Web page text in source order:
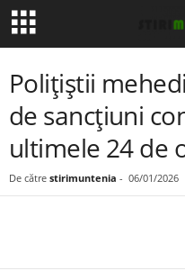
Polițiștii
de sancţiuni
ultimele 24 de
De către stirimuntenia - 06/01/2026